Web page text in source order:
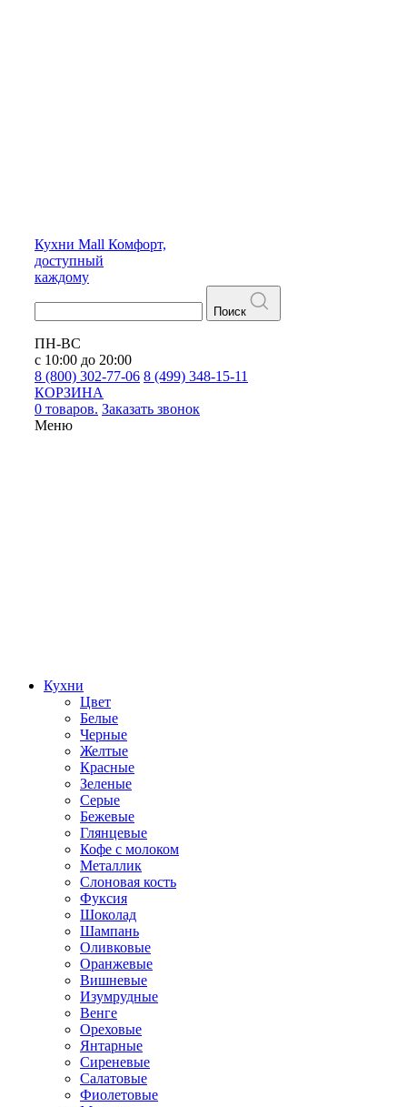
Кухни Mall Комфорт,
доступный
каждому
Поиск
ПН-ВС
с 10:00 до 20:00
8 (800) 302-77-06 8 (499) 348-15-11
КОРЗИНА
0 товаров. Заказать звонок
Меню
Кухни
Цвет
Белые
Черные
Желтые
Красные
Зеленые
Серые
Бежевые
Глянцевые
Кофе с молоком
Металлик
Слоновая кость
Фуксия
Шоколад
Шампань
Оливковые
Оранжевые
Вишневые
Изумрудные
Венге
Ореховые
Янтарные
Сиреневые
Салатовые
Фиолетовые